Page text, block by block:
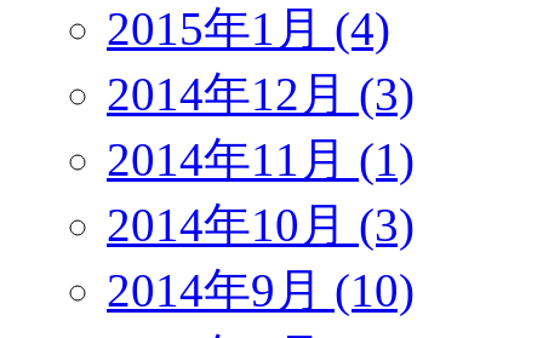
2015年1月 (4)
2014年12月 (3)
2014年11月 (1)
2014年10月 (3)
2014年9月 (10)